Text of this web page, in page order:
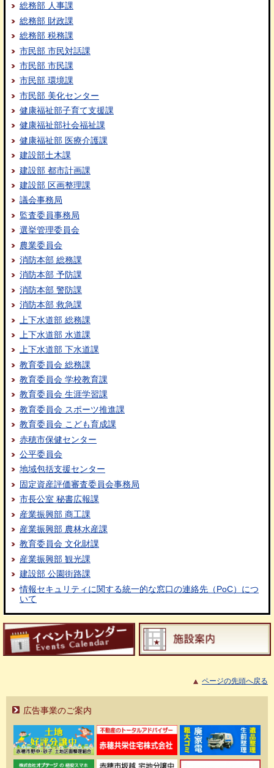
総務部 人事課
総務部 財政課
総務部 税務課
市民部 市民対話課
市民部 市民課
市民部 環境課
市民部 美化センター
健康福祉部子育て支援課
健康福祉部社会福祉課
健康福祉部 医療介護課
建設部土木課
建設部 都市計画課
建設部 区画整理課
議会事務局
監査委員事務局
選挙管理委員会
農業委員会
消防本部 総務課
消防本部 予防課
消防本部 警防課
消防本部 救急課
上下水道部 総務課
上下水道部 水道課
上下水道部 下水道課
教育委員会 総務課
教育委員会 学校教育課
教育委員会 生涯学習課
教育委員会 スポーツ推進課
教育委員会 こども育成課
赤穂市保健センター
公平委員会
地域包括支援センター
固定資産評価審査委員会事務局
市長公室 秘書広報課
産業振興部 商工課
産業振興部 農林水産課
教育委員会 文化財課
産業振興部 観光課
建設部 公園街路課
情報セキュリティに関する統一的な窓口の連絡先（PoC）につ
いて
ページの先頭へ戻る
広告事業のご案内